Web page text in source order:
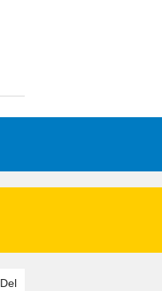
Del